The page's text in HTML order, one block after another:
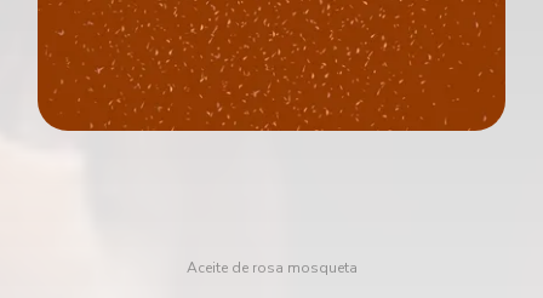
Aceite de rosa mosqueta